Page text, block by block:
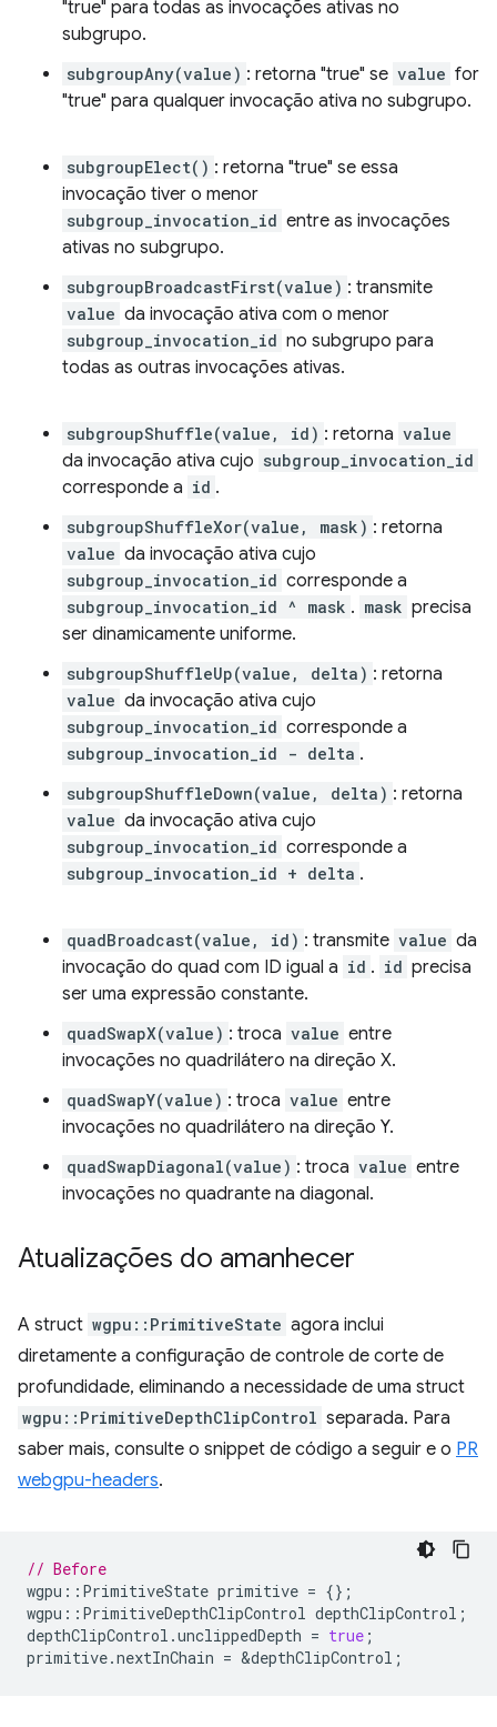
"true" para todas as invocações ativas no
subgrupo.
subgroupAny(value) : retorna "true" se value for
"true" para qualquer invocação ativa no subgrupo.
subgroupElect() : retorna "true" se essa
invocação tiver o menor
subgroup_invocation_id entre as invocações
ativas no subgrupo.
subgroupBroadcastFirst(value) : transmite
value da invocação ativa com o menor
subgroup_invocation_id no subgrupo para
todas as outras invocações ativas.
subgroupShuffle(value, id) : retorna value
da invocação ativa cujo subgroup_invocation_id
corresponde a id .
subgroupShuffleXor(value, mask) : retorna
value da invocação ativa cujo
subgroup_invocation_id corresponde a
subgroup_invocation_id ^ mask . mask precisa
ser dinamicamente uniforme.
subgroupShuffleUp(value, delta) : retorna
value da invocação ativa cujo
subgroup_invocation_id corresponde a
subgroup_invocation_id - delta .
subgroupShuffleDown(value, delta) : retorna
value da invocação ativa cujo
subgroup_invocation_id corresponde a
subgroup_invocation_id + delta .
quadBroadcast(value, id) : transmite value da
invocação do quad com ID igual a id . id precisa
ser uma expressão constante.
quadSwapX(value) : troca value entre
invocações no quadrilátero na direção X.
quadSwapY(value) : troca value entre
invocações no quadrilátero na direção Y.
quadSwapDiagonal(value) : troca value entre
invocações no quadrante na diagonal.
Atualizações do amanhecer
A struct wgpu::PrimitiveState agora inclui
diretamente a configuração de controle de corte de
profundidade, eliminando a necessidade de uma struct
wgpu::PrimitiveDepthClipControl separada. Para
saber mais, consulte o snippet de código a seguir e o PR
webgpu-headers.
// Before
wgpu :: PrimitiveState primitive = {};
wgpu :: PrimitiveDepthClipControl depthClipControl ;
depthClipControl .unclippedDepth = true ;
primitive.nextInChain = &depthClipControl ;